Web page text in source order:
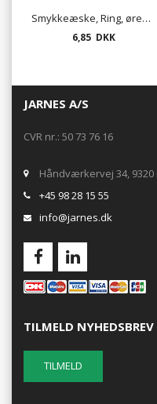
Smykkeæske, Ring, ørepynt eller kæde - mat hasselnød
6,85 DKK
JARNES A/S
CVR nr.: 50 73 76 16
Håndværkervej 34, 9320
+45 98 28 15 55
info@jarnes.dk
TILMELD NYHEDSBREV